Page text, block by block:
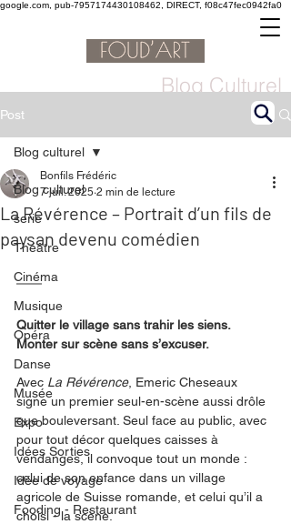
google.com, pub-7957174430108462, DIRECT, f08c47fec0942fa0
Blog Culturel
Post
Blog culturel
serie
Théâtre
Cinéma
Musique
Opéra
Danse
Musée
Expo
Idées Sorties
Idée de voyage
Fooding - Restaurant
Blog culturel
La Révérence – Portrait d’un fils de
paysan devenu comédien
Bonfils Frédéric
7 juil. 2025 2 min de lecture
Quitter le village sans trahir les siens.
Monter sur scène sans s’excuser.
Avec La Révérence, Emeric Cheseaux
signe un premier seul-en-scène aussi drôle
que bouleversant. Seul face au public, avec
pour tout décor quelques caisses à
vendanges, il convoque tout un monde :
celui de son enfance dans un village
agricole de Suisse romande, et celui qu’il a
choisi - la scène.